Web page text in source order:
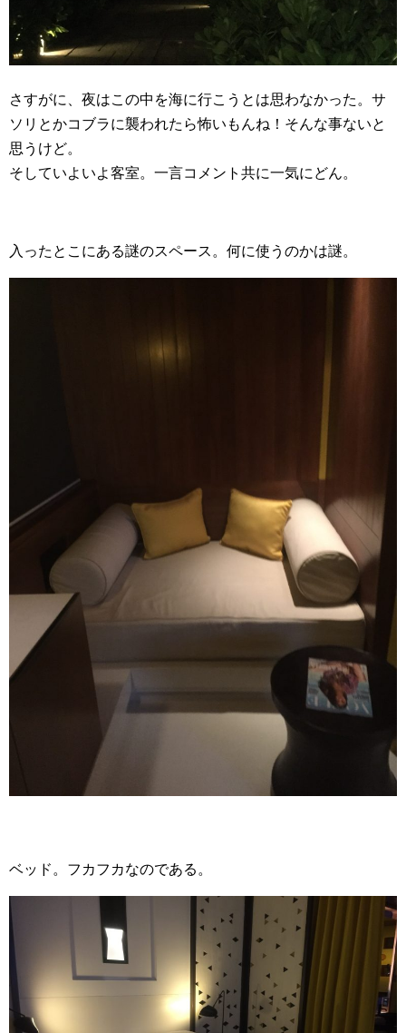
さすがに、夜はこの中を海に行こうとは思わなかった。サ
ソリとかコブラに襲われたら怖いもんね！そんな事ないと
思うけど。
そしていよいよ客室。一言コメント共に一気にどん。
入ったとこにある謎のスペース。何に使うのかは謎。
ベッド。フカフカなのである。